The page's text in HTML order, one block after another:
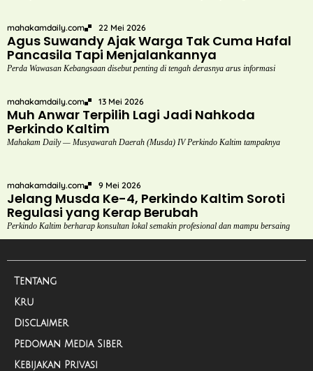
mahakamdaily.com 22 Mei 2026
Agus Suwandy Ajak Warga Tak Cuma Hafal
Pancasila Tapi Menjalankannya
Perda Wawasan Kebangsaan disebut penting di tengah derasnya arus informasi
mahakamdaily.com 13 Mei 2026
Muh Anwar Terpilih Lagi Jadi Nahkoda
Perkindo Kaltim
Mahakam Daily — Musyawarah Daerah (Musda) IV Perkindo Kaltim tampaknya
mahakamdaily.com 9 Mei 2026
Jelang Musda Ke-4, Perkindo Kaltim Soroti
Regulasi yang Kerap Berubah
Perkindo Kaltim berharap konsultan lokal semakin profesional dan mampu bersaing
Tentang
Kru
Disclaimer
Pedoman Media Siber
Kebijakan Privasi